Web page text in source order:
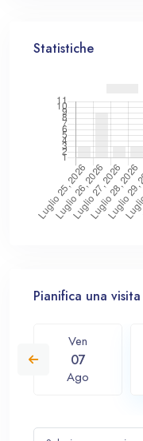
Statistiche
Pianifica una visita
Ven
07
Ago